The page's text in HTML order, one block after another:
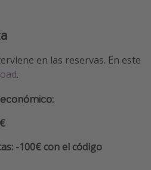
en las reservas. En este
.
-100€ con el código